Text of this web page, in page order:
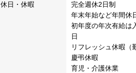
休日・休暇
完全週休2日制
年末年始など年間休
初年度の年次有給は
日
リフレッシュ休暇（
慶弔休暇
育児・介護休業